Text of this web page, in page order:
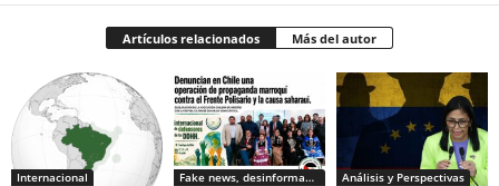
Artículos relacionados Más del autor
Internacional Fake news, desinformacion Análisis y Perspectivas